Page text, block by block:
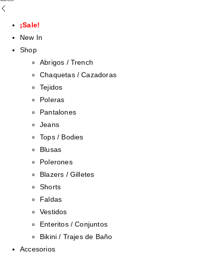
¡Sale!
New In
Shop
Abrigos / Trench
Chaquetas / Cazadoras
Tejidos
Poleras
Pantalones
Jeans
Tops / Bodies
Blusas
Polerones
Blazers / Gilletes
Shorts
Faldas
Vestidos
Enteritos / Conjuntos
Bikini / Trajes de Baño
Accesorios